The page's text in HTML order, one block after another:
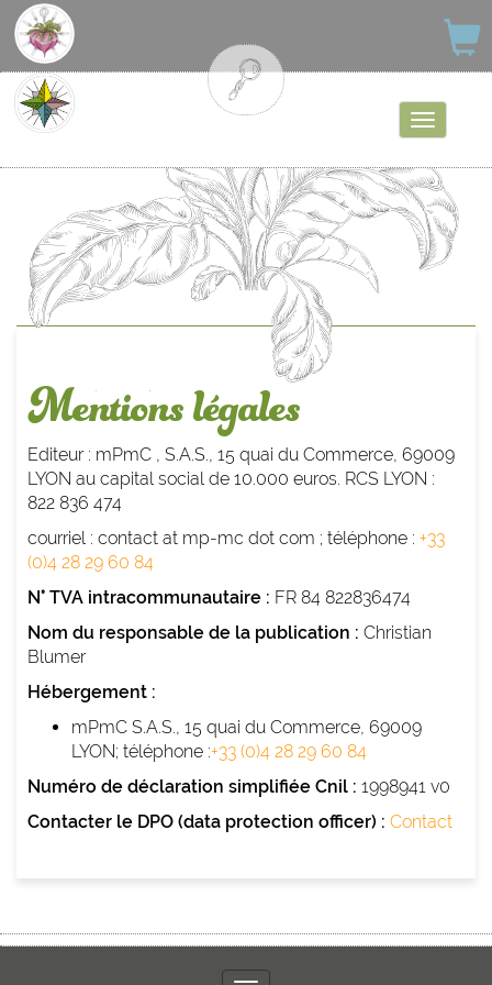
Mentions légales
Editeur : mPmC , S.A.S., 15 quai du Commerce, 69009
LYON au capital social de 10.000 euros. RCS LYON :
822 836 474
courriel : contact at mp-mc dot com ; téléphone : +33
(0)4 28 29 60 84
N° TVA intracommunautaire : FR 84 822836474
Nom du responsable de la publication : Christian
Blumer
Hébergement :
mPmC S.A.S., 15 quai du Commerce, 69009
LYON; téléphone :+33 (0)4 28 29 60 84
Numéro de déclaration simplifiée Cnil : 1998941 v0
Contacter le DPO (data protection officer) : Contact